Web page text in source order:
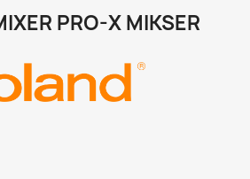
PRO-X MIKSER